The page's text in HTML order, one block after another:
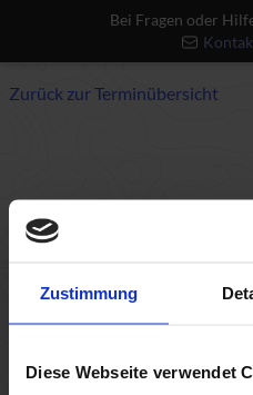
Zustimmung
Diese Webseite verwendet
Bei Fragen oder
Zurück zur Terminübersicht
Nicht gefunden
Die angeforderte Ressource